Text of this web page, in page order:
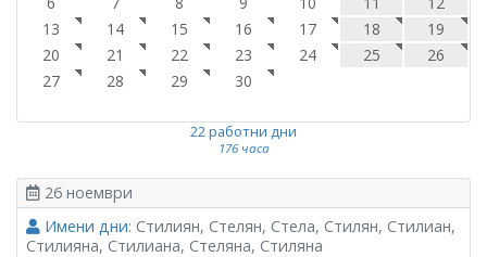
13
14 15 16 17 18
19
20
21 22 23 24 25
26
27
28 29 30
22 работни дни
176 часа
26 ноември
Имени дни: Стилиян, Стелян, Стела, Стилян, Стилиан,
Стилияна, Стилиана, Стеляна, Стиляна